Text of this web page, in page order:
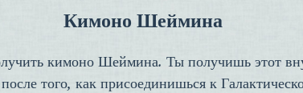
Кимоно Шеймина
кимоно Шеймина. Ты получишь этот
того, как присоединишься к